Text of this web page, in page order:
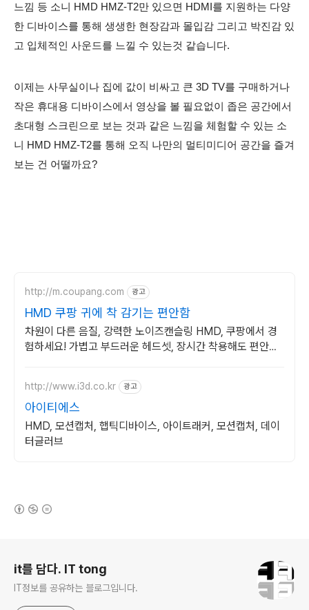
느낌 등 소니 HMD HMZ-T2만 있으면 HDMI를 지원하는 다양
한 디바이스를 통해 생생한 현장감과 몰입감 그리고 박진감 있
고 입체적인 사운드를 느낄 수 있는것 같습니다.
이제는 사무실이나 집에 값이 비싸고 큰 3D TV를 구매하거나
작은 휴대용 디바이스에서 영상을 볼 필요없이 좁은 공간에서
초대형 스크린으로 보는 것과 같은 느낌을 체험할 수 있는 소
니 HMD HMZ-T2를 통해 오직 나만의 멀티미디어 공간을 즐겨
보는 건 어떨까요?
http://m.coupang.com 광고
HMD 쿠팡 귀에 착 감기는 편안함
차원이 다른 음질, 강력한 노이즈캔슬링 HMD, 쿠팡에서 경
험하세요! 가볍고 부드러운 헤드셋, 장시간 착용해도 편안하
http://www.i3d.co.kr 광고
아이티에스
HMD, 모션캡처, 햅틱디바이스, 아이트래커, 모션캡처, 데이
터글러브
it를 담다. IT tong
IT정보를 공유하는 블로그입니다.